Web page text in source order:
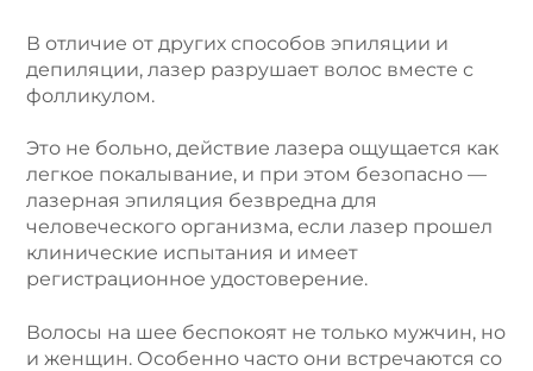
:
В отличие от других способов эпиляции и
депиляции, лазер разрушает волос вместе с
фолликулом.
Это не больно, действие лазера ощущается как
легкое покалывание, и при этом безопасно —
лазерная эпиляция безвредна для
человеческого организма, если лазер прошел
клинические испытания и имеет
регистрационное удостоверение.
Волосы на шее беспокоят не только мужчин, но
и женщин. Особенно часто они встречаются со